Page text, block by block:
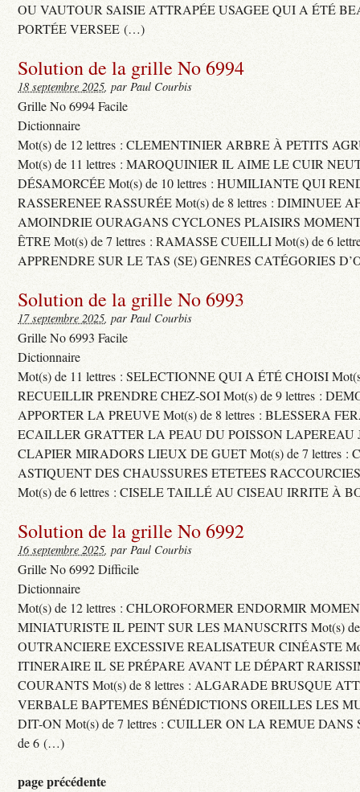
OU VAUTOUR SAISIE ATTRAPÉE USAGEE QUI A ÉTÉ
PORTÉE VERSEE (…)
Solution de la grille No 6994
18 septembre 2025, par Paul Courbis
Grille No 6994 Facile
Dictionnaire
Mot(s) de 12 lettres : CLEMENTINIER ARBRE À PETITS
Mot(s) de 11 lettres : MAROQUINIER IL AIME LE CUIR
DÉSAMORCÉE Mot(s) de 10 lettres : HUMILIANTE QUI
RASSERENEE RASSURÉE Mot(s) de 8 lettres : DIMINUEE
AMOINDRIE OURAGANS CYCLONES PLAISIRS
ÊTRE Mot(s) de 7 lettres : RAMASSE CUEILLI Mot(s) de 6
APPRENDRE SUR LE TAS (SE) GENRES CATÉGORIES
Solution de la grille No 6993
17 septembre 2025, par Paul Courbis
Grille No 6993 Facile
Dictionnaire
Mot(s) de 11 lettres : SELECTIONNE QUI A ÉTÉ CHOISI
RECUEILLIR PRENDRE CHEZ-SOI Mot(s) de 9 lettres :
APPORTER LA PREUVE Mot(s) de 8 lettres : BLESSERA
ECAILLER GRATTER LA PEAU DU POISSON LAPEREAU
CLAPIER MIRADORS LIEUX DE GUET Mot(s) de 7 lettres :
ASTIQUENT DES CHAUSSURES ETETEES
Mot(s) de 6 lettres : CISELE TAILLÉ AU CISEAU IRRITE À
Solution de la grille No 6992
16 septembre 2025, par Paul Courbis
Grille No 6992 Difficile
Dictionnaire
Mot(s) de 12 lettres : CHLOROFORMER ENDORMIR
MINIATURISTE IL PEINT SUR LES MANUSCRITS Mot(s) de
OUTRANCIERE EXCESSIVE REALISATEUR CINÉASTE
ITINERAIRE IL SE PRÉPARE AVANT LE DÉPART
COURANTS Mot(s) de 8 lettres : ALGARADE BRUSQUE
VERBALE BAPTEMES BÉNÉDICTIONS OREILLES LES
DIT-ON Mot(s) de 7 lettres : CUILLER ON LA REMUE DANS
de 6 (…)
page précédente